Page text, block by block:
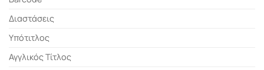
Διαστάσεις
Υπότιτλος
Αγγλικός Τίτλος